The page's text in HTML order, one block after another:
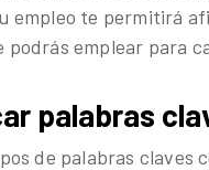
empleo te permitirá
podrás emplear para
palabras
de palabras claves